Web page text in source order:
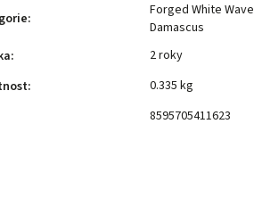
:
Forged White Wave
Damascus
:
2 roky
:
0.335 kg
8595705411623